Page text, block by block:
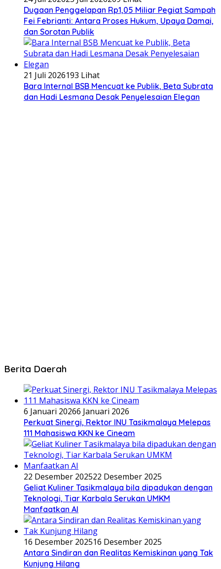
Dugaan Penggelapan Rp1,05 Miliar Pegiat Sampah
Fei Febrianti: Antara Proses Hukum, Upaya Damai,
dan Sorotan Publik
21 Juli 2026193 Lihat
Bara Internal BSB Mencuat ke Publik, Beta Subrata
dan Hadi Lesmana Desak Penyelesaian Elegan
Berita Daerah
6 Januari 20266 Januari 2026
Perkuat Sinergi, Rektor INU Tasikmalaya Melepas
111 Mahasiswa KKN ke Cineam
22 Desember 202522 Desember 2025
Geliat Kuliner Tasikmalaya bila dipadukan dengan
Teknologi, Tiar Karbala Serukan UMKM
Manfaatkan AI
16 Desember 202516 Desember 2025
Antara Sindiran dan Realitas Kemiskinan yang Tak
Kunjung Hilang